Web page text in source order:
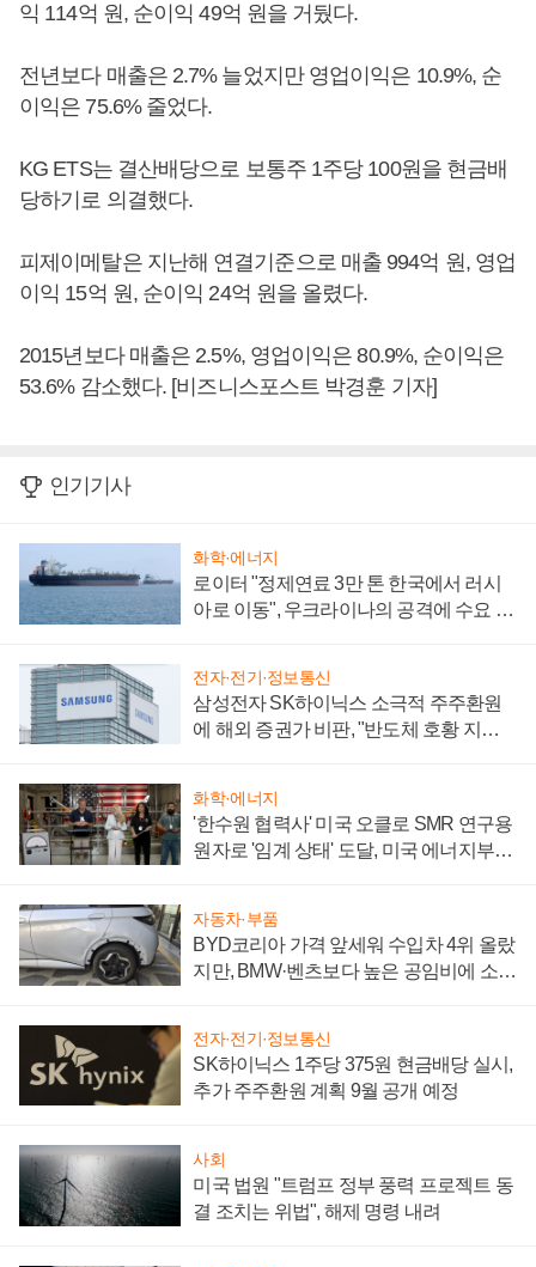
익 114억 원, 순이익 49억 원을 거뒀다.
전년보다 매출은 2.7% 늘었지만 영업이익은 10.9%, 순
이익은 75.6% 줄었다.
KG ETS는 결산배당으로 보통주 1주당 100원을 현금배
당하기로 의결했다.
피제이메탈은 지난해 연결기준으로 매출 994억 원, 영업
이익 15억 원, 순이익 24억 원을 올렸다.
2015년보다 매출은 2.5%, 영업이익은 80.9%, 순이익은
53.6% 감소했다. [비즈니스포스트 박경훈 기자]
인기기사
화학·에너지
로이터 "정제연료 3만 톤 한국에서 러시
아로 이동", 우크라이나의 공격에 수요 늘
전자·전기·정보통신
삼성전자 SK하이닉스 소극적 주주환원
에 해외 증권가 비판, "반도체 호황 지속
화학·에너지
'한수원 협력사' 미국 오클로 SMR 연구용
원자로 '임계 상태' 도달, 미국 에너지부
자동차·부품
BYD코리아 가격 앞세워 수입차 4위 올랐
지만, BMW·벤츠보다 높은 공임비에 소비
전자·전기·정보통신
SK하이닉스 1주당 375원 현금배당 실시,
추가 주주환원 계획 9월 공개 예정
사회
미국 법원 "트럼프 정부 풍력 프로젝트 동
결 조치는 위법", 해제 명령 내려